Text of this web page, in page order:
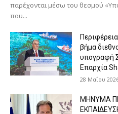
παρέχονται μέσω του θεσμού
που...
βήμα
υπογραφή
Επαρχία
28 Μαΐου
ΜΗΝΥΜΑ